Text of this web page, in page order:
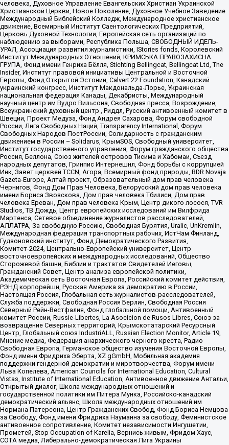
человека, Духовное Управление Евангельских Христиан Украинской
Христианской Церкви, Новое Поколение, Духовное Учебное Заведение
Международный Библейский Колледж, Международное христианское
движение, Всемирный Институт Саентологических Предприятий,
Церковь Духовной Технологии, Европейская сеть организаций по
наблюдению за выборами, Республика Польша, СВОБОДНЫЙ ИДЕЛЬ-
УРАЛ, Ассоциация развития журналистики, IStories fonds, Королевский
Институт Международных Отношений, КРИМСЬКА ПРАВОЗАХИСНА
ГРУПА, Фонд имени Генриха Бёлля, Stichting Bellingcat, Bellingcat Ltd, The
Insider, Институт правовой инициативы Центральной и Восточной
Европы, Фонд Открытой Эстонии, Calvert 22 Foundation, Канадский
украинский конгресс, Институт Макдональда-Лорье, Украинская
национальная федерация Канады, Декабристы, Международный
научный центр им Вудро Вильсона, Свободная пресса, Возрождение,
Всеукраинский духовный центр , Риддл, Русский антивоенный комитет в
Швеции, Проект Медуза, Фонд Андрея Сахарова, Форум свободной
России, Лига Свободных Наций, Transparеncy International, Форум
Свободных Народов ПостРоссии, Солидарность с гражданским
движением в России – Solidarus, КрымSOS, Свободный университет,
Институт государственного управления, Форум гражданского общества
Россия, Беллона, Союз жителей островов Тисима и Хабомаи, Съезд
народных депутатов, Гринпис Интернешнл, Фонд борьбы с коррупцией
Инк, Завет церквей TCCN, Агора, Всемирный фонд природы, BDR Novaja
Gazeta-Europe, Алтай проект, Образовательный дом прав человека
Чернигов, Фонд Дом Прав Человека, Белорусский дом прав человека
имени Бориса Звозскова, Дом прав человека Тбилиси, Дом прав
человека Ереван, Дом прав человека Крым, Центр дикого лосося, TVR
Studios, ТВ Дождь, Центр европейских исследований им Вилфрида
Мартенса, Сетевое объединение журналистов расследователей,
АЛЛАТРА, За свободную Россию, Свободная Бурятия, Uralic, UnKremlin,
Международная федерация транспортных рабочих, ИстЧам Финланд,
Гудзоновский институт, Фонд Демократического Развития,
Комитет-2024, Центрально-Европейский университет, Центр
восточноевропейских и международных исследований, Общество
Сторожевой башни, Библии и трактатов Свидетелей Иеговы,
Гражданский Совет, Центр анализа европейской политики,
Академическая сеть Восточная Европа, Российский комитет действия,
РЭНД корпорейшн, Русская Америка за демократию в России,
Настоящая Россия, Глобальная сеть журналистов-расследователей,
Служба поддержки, Свободная Россия Берлин, Свободная Россия
Северный Рейн-Вестфалия, Фонд глобальной помощи, Антивоенный
комитет России, Russie-Libertes, La Asocicion de Rusos Libres, Союз за
возвращение Северных территорий, Крымскотатарский Ресурсный
Центр, Глобальный союз IndustriALL, Russian Election Monitor, Article 19,
Мнение медиа, Федерация анархического черного креста, Радио
Свободная Европа, Германское общество изучения Восточной Европы,
Фонд имени Фридриха Эберта, XZ gGmbH, Мобильная академия
поддержки гендерной демократии и миротворчества, Форум имени
Льва Копелева, American Councils for International Education, Cultural
Vistas, Institute of International Education, Антивоенное движение Антальи,
Открытый диалог, Школа международных отношений и
государственной политики им Питера Мунка, Российско-канадский
демократический альянс, Школа международных отношений им
Нормана Патерсона, Центр Гражданских Свобод, Фонд Бориса Немцова
за Свободу, Фонд имени Фридриха Науманна за свободу, Феминистское
антивоенное сопротивление, Комитет независимости Ингушетии,
Прометей, Stop Occupation of Karelia, Вернись живым, Фридом Хаус,
СОТА медиа, Либерально-демократическая Лига Украины